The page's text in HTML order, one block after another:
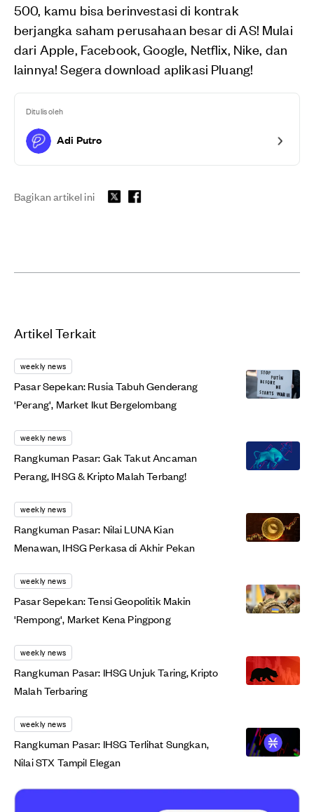
500, kamu bisa berinvestasi di kontrak
berjangka saham perusahaan besar di AS! Mulai
dari Apple, Facebook, Google, Netflix, Nike, dan
lainnya! Segera download aplikasi Pluang!
Ditulis oleh
Adi Putro
Bagikan artikel ini
Artikel Terkait
weekly news
Pasar Sepekan: Rusia Tabuh Genderang
'Perang', Market Ikut Bergelombang
weekly news
Rangkuman Pasar: Gak Takut Ancaman
Perang, IHSG & Kripto Malah Terbang!
weekly news
Rangkuman Pasar: Nilai LUNA Kian
Menawan, IHSG Perkasa di Akhir Pekan
weekly news
Pasar Sepekan: Tensi Geopolitik Makin
'Rempong', Market Kena Pingpong
weekly news
Rangkuman Pasar: IHSG Unjuk Taring, Kripto
Malah Terbaring
weekly news
Rangkuman Pasar: IHSG Terlihat Sungkan,
Nilai STX Tampil Elegan